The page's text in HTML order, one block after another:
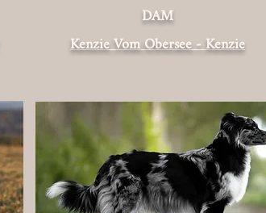
DAM
Kenzie Vom Obersee - Kenzie